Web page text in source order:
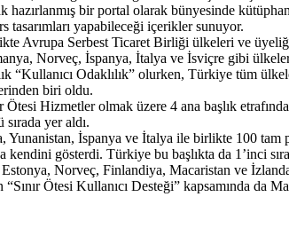
bir portal olarak bünyesinde
yapabileceği içerikler sunuyor.
Avrupa Serbest Ticaret Birliği ülkeleri ve
Norveç, İspanya, İtalya ve İsviçre gibi
“Kullanıcı Odaklılık” olurken, Türkiye tüm
biri oldu.
Ötesi Hizmetler olmak üzere 4 ana başlık
yer aldı.
İspanya ve İtalya ile birlikte 100 tam
kendini gösterdi. Türkiye bu başlıkta da 1’inci
Norveç, Finlandiya, Macaristan ve
“Sınır Ötesi Kullanıcı Desteği” kapsamında